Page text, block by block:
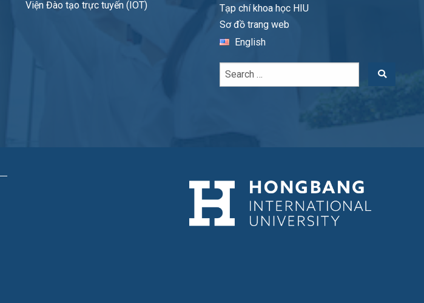
Viện Đào tạo trực tuyến (IOT)
Tạp chí khoa học HIU
Sơ đồ trang web
English